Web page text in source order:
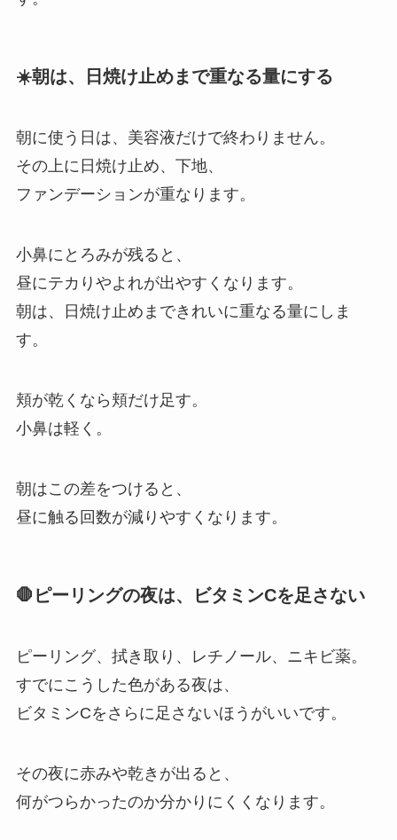
☀️朝は、日焼け止めまで重なる量にする
朝に使う日は、美容液だけで終わりません。
その上に日焼け止め、下地、
ファンデーションが重なります。
小鼻にとろみが残ると、
昼にテカりやよれが出やすくなります。
朝は、日焼け止めまできれいに重なる量にしま
す。
頬が乾くなら頬だけ足す。
小鼻は軽く。
朝はこの差をつけると、
昼に触る回数が減りやすくなります。
🛑ピーリングの夜は、ビタミンCを足さない
ピーリング、拭き取り、レチノール、ニキビ薬。
すでにこうした色がある夜は、
ビタミンCをさらに足さないほうがいいです。
その夜に赤みや乾きが出ると、
何がつらかったのか分かりにくくなります。